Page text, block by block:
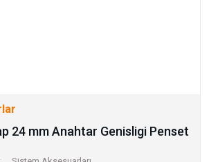
24 mm Anahtar Genisligi Penset